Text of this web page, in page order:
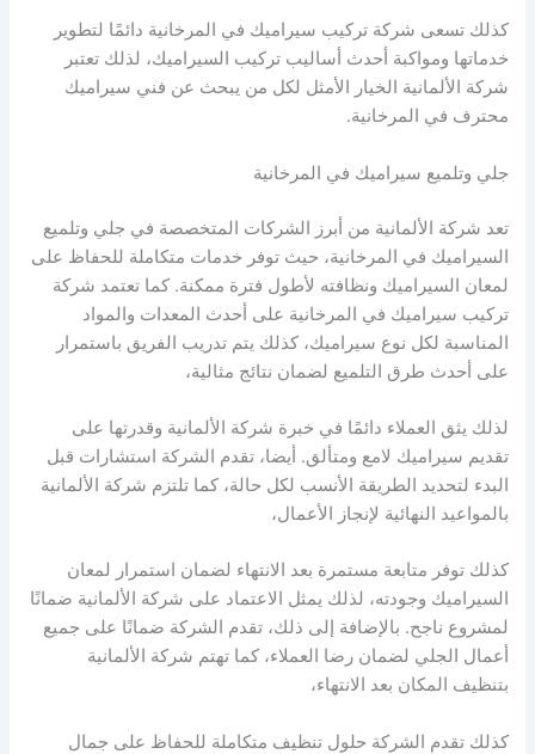
كذلك تسعى شركة تركيب سيراميك في المرخانية دائمًا لتطوير
خدماتها ومواكبة أحدث أساليب تركيب السيراميك، لذلك تعتبر
شركة الألمانية الخيار الأمثل لكل من يبحث عن فني سيراميك
محترف في المرخانية.
جلي وتلميع سيراميك في المرخانية
تعد شركة الألمانية من أبرز الشركات المتخصصة في جلي وتلميع
السيراميك في المرخانية، حيث توفر خدمات متكاملة للحفاظ على
لمعان السيراميك ونظافته لأطول فترة ممكنة. كما تعتمد شركة
تركيب سيراميك في المرخانية على أحدث المعدات والمواد
المناسبة لكل نوع سيراميك، كذلك يتم تدريب الفريق باستمرار
على أحدث طرق التلميع لضمان نتائج مثالية،
لذلك يثق العملاء دائمًا في خبرة شركة الألمانية وقدرتها على
تقديم سيراميك لامع ومتألق. أيضا، تقدم الشركة استشارات قبل
البدء لتحديد الطريقة الأنسب لكل حالة، كما تلتزم شركة الألمانية
بالمواعيد النهائية لإنجاز الأعمال،
كذلك توفر متابعة مستمرة بعد الانتهاء لضمان استمرار لمعان
السيراميك وجودته، لذلك يمثل الاعتماد على شركة الألمانية ضمانًا
لمشروع ناجح. بالإضافة إلى ذلك، تقدم الشركة ضمانًا على جميع
أعمال الجلي لضمان رضا العملاء، كما تهتم شركة الألمانية
بتنظيف المكان بعد الانتهاء،
كذلك تقدم الشركة حلول تنظيف متكاملة للحفاظ على جمال